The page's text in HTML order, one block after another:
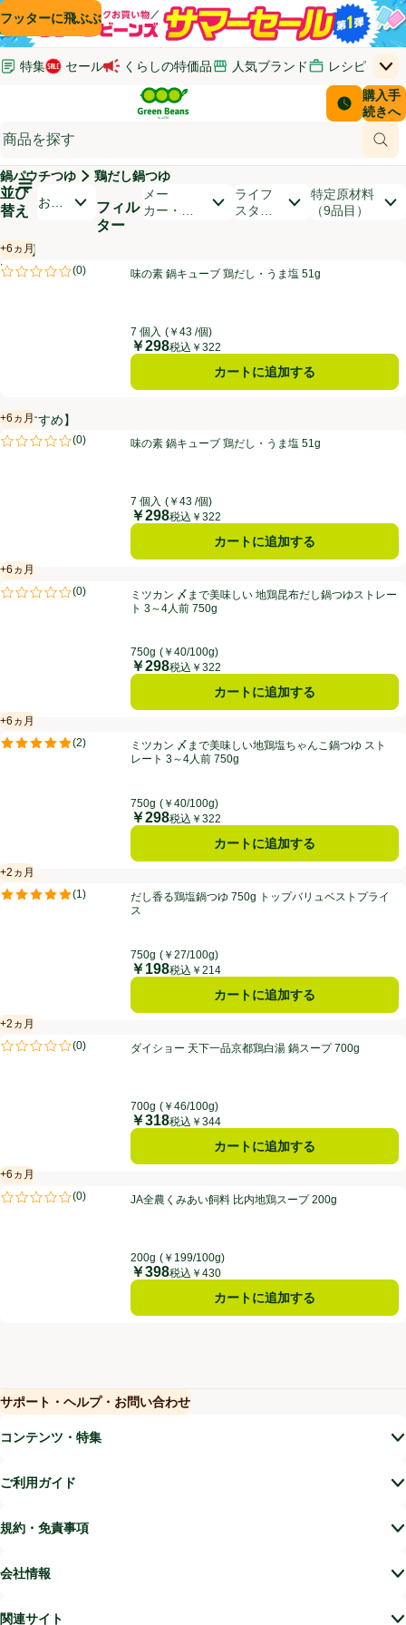
コンテンツに飛ぶ
検索に飛ぶ
フッターに飛ぶ
特集 セール くらしの特価品 人気ブランド レシピ
はじめてのお買い物ガイド
(新しいウィンドウで開く) (新しいウィンドウで開く)
サポート・ヘルプ・お問い合わせ
(新しいウィンドウで開く)
上
Green Beans
商
配送日時
購入手
続きへ
お客さ
￥0
メインメニュ―ボタン
鍋パウチつゆ 鶏だし鍋つゆ
並び
替え
開いて並び替えオプションのリストを見る
おす
フィル
ター
メー
カー・ブ
ライフ
スタイ
特定原材料
（9品目）
商品リスト
【PR】
PR
PR
味の素 鍋キューブ 鶏だし・うま塩 51g
+6ヵ月
賞味・消費期限保証：6ヵ月
(0)
評価は0件のレビューで5点中0.0点。味の素 鍋キューブ 鶏だし・うま塩 51g
7 個入 (￥43 /個)
価格
￥298税込￥322
カートに追加する
【おすすめ】
味の素 鍋キューブ 鶏だし・うま塩 51g
+6ヵ月
賞味・消費期限保証：6ヵ月
(0)
評価は0件のレビューで5点中0.0点。味の素 鍋キューブ 鶏だし・うま塩 51g
7 個入 (￥43 /個)
価格
￥298税込￥322
カートに追加する
ミツカン 〆まで美味しい 地鶏昆布だし鍋つゆストレート 3～4人前
+6ヵ月
賞味・消費期限保証：6ヵ月
(0)
評価は0件のレビューで5点中0.0点。ミツカン 〆まで美味しい 地鶏昆布だし鍋つゆストレー
ト 3～4人前 750g
750g (￥40/100g)
価格
￥298税込￥322
カートに追加する
ミツカン 〆まで美味しい地鶏塩ちゃんこ鍋つゆ ストレート 3～4人前
+6ヵ月
賞味・消費期限保証：6ヵ月
(2)
評価は2件のレビューで5点中5.0点。ミツカン 〆まで美味しい地鶏塩ちゃんこ鍋つゆ スト
レート 3～4人前 750g
750g (￥40/100g)
価格
￥298税込￥322
カートに追加する
だし香る鶏塩鍋つゆ 750g トップバリュベストプライス
+2ヵ月
賞味・消費期限保証：2ヵ月
(1 )
評価は1件のレビューで5点中5.0点。だし香る鶏塩鍋つゆ 750g トップバリュベストプライ
ス
750g (￥27/100g)
価格
￥198税込￥214
カートに追加する
ダイショー 天下一品京都鶏白湯 鍋スープ 700g
+2ヵ月
賞味・消費期限保証：2ヵ月
(0)
評価は0件のレビューで5点中0.0点。ダイショー 天下一品京都鶏白湯 鍋スープ 700g
700g (￥46/100g)
価格
￥318税込￥344
カートに追加する
JA全農くみあい飼料 比内地鶏スープ 200g
+6ヵ月
賞味・消費期限保証：6ヵ月
(0)
評価は0件のレビューで5点中0.0点。JA全農くみあい飼料 比内地鶏スープ 200g
200g (￥199/100g)
価格
￥398税込￥430
カートに追加する
サポート・ヘルプ・お問い合わせ
(新しいウィンドウで開く)
コンテンツ・特集
ご利用ガイド
規約・免責事項
会社情報
関連サイト